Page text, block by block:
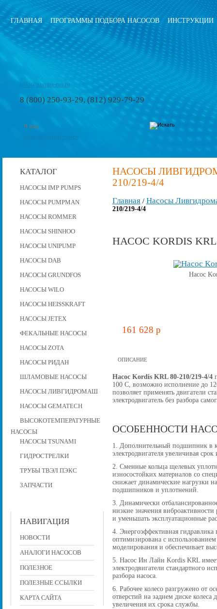
ГЛАВНАЯ ПРОГРАММЫ ПОДБОРА НАСОСОВ ИНСТРУКЦИИ
info@pumps-rus.ru
8 (800) 250-93-29, (812) 929-79-29
расширенный поиск
КАТАЛОГ
НАСОСЫ IMP PUMPS
НАСОСЫ PUMPMAN
НАСОСЫ ROMMER
НАСОСЫ SHINHOO
НАСОСЫ UNIPUMP
НАСОСЫ DAB
НАСОСЫ GRUNDFOS
НАСОСЫ WILO
НАСОСЫ HEISSKRAFT
НАСОСЫ JETEX
ФЕКАЛЬНЫЕ НАСОСЫ
НАСОСЫ ZOTA
НАСОСЫ РИДАН
ШЛАМОВЫЕ НАСОСЫ
НАСОСЫ ЛИВГИДРОМАШ
НАСОСЫ GEMATECH
ВЫСОКОТЕМПЕРАТУРНЫЕ
НАСОСЫ
НАСОСЫ TSUNAMI
ГИДРОСТРЕЛКИ
ТРУБЫ ТВЭЛ ПЭКС
ЗАПЧАСТИ
НАВИГАЦИЯ
НОВОСТИ
АНАЛОГИ НАСОСОВ
ПОЛЕЗНОЕ
ПОЛЕЗНЫЕ ССЫЛКИ
КАРТА САЙТА
НАСОСЫ
210/219-4/4
Главная/ Насосы
210/219-4/4
НАСОС KORDIS KRL
Насос
161 628 p
ОПИСАНИЕ
Насос Kordis KRL 80-210/219-4/4
100 C, возможно исполнение до
позволяет применять двигатели
электродвигатель без разбора
ОСОБЕННОСТИ
1. Дополнительный подшипник в
электродвигателя увеличивая
2. Сменные кольца щелевых
износостойких материалов со
снижает динамические нагрузки
подшипников и уплотнений.
3. Динамически
низкие значения виброактивности
и уменьшать эксплуатационные
4. Энергоэффективная
оптимизирована с
моделирования и обеспечивает
5. Насос Ин Лайн Kordis KRL
электродвигатели стандартного
разбора насоса.
6. Рабочее колесо разгружено от
отверстий на заднем диске
увеличения их срока службы.